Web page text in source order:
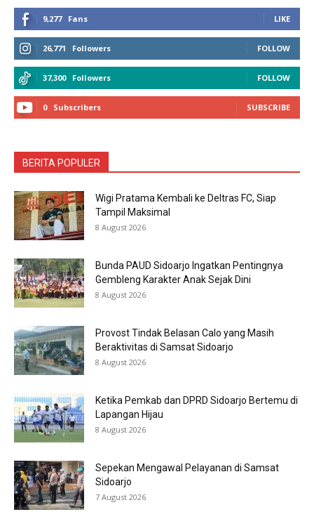
9,277 Fans LIKE
26,771 Followers FOLLOW
37,300 Followers FOLLOW
0 Subscribers SUBSCRIBE
BERITA POPULER
Wigi Pratama Kembali ke Deltras FC, Siap
Tampil Maksimal
8 August 2026
Bunda PAUD Sidoarjo Ingatkan Pentingnya
Gembleng Karakter Anak Sejak Dini
8 August 2026
Provost Tindak Belasan Calo yang Masih
Beraktivitas di Samsat Sidoarjo
8 August 2026
Ketika Pemkab dan DPRD Sidoarjo Bertemu di
Lapangan Hijau
8 August 2026
Sepekan Mengawal Pelayanan di Samsat
Sidoarjo
7 August 2026